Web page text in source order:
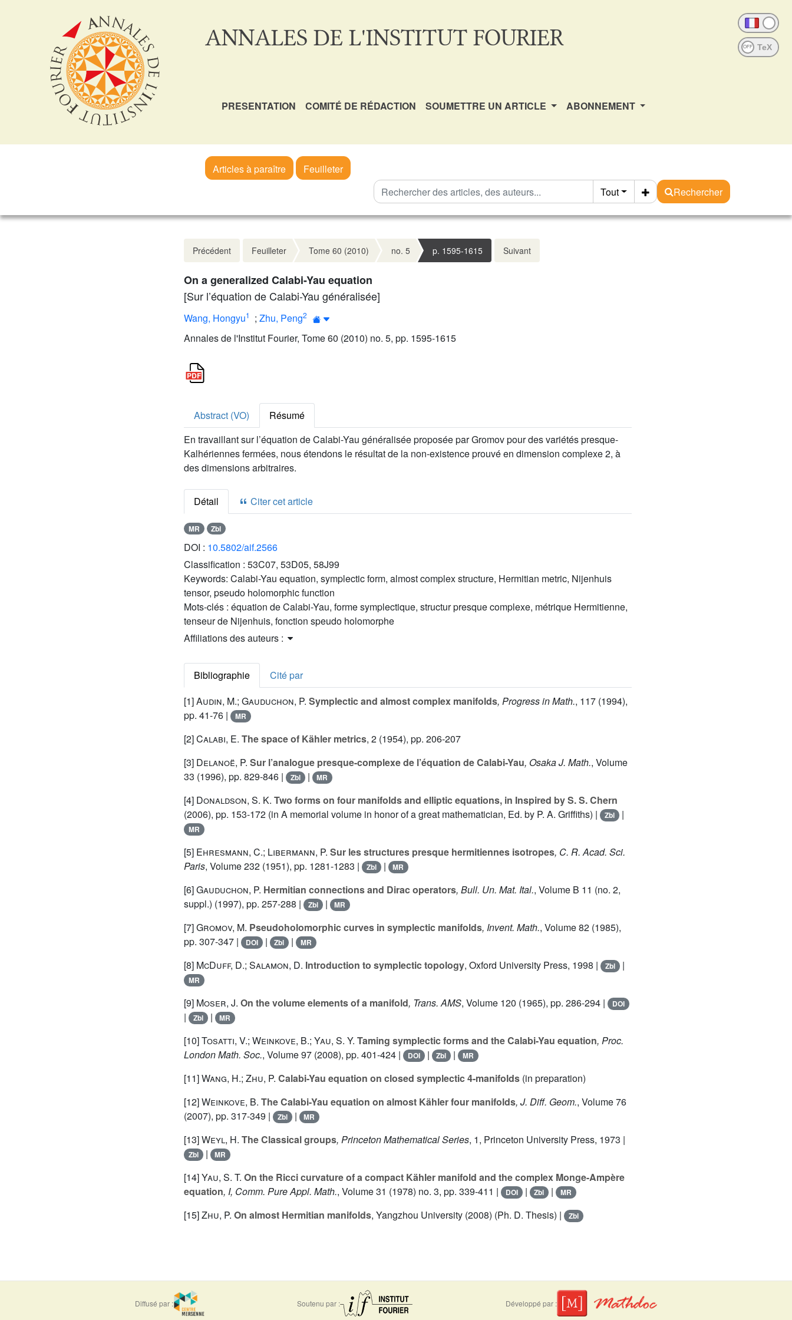
ANNALES DE L'INSTITUT FOURIER OFF
PRESENTATION COMITÉ DE RÉDACTION SOUMETTRE UN ARTICLE ABONNEMENT
Articles à paraître
Feuilleter
Tout
Rechercher
Précédent Feuilleter Tome 60 (2010) no. 5 p. 1595-1615 Suivant
On a generalized Calabi-Yau equation
[Sur l’équation de Calabi-Yau généralisée]
Wang, Hongyu1 ; Zhu, Peng2
Annales de l'Institut Fourier, Tome 60 (2010) no. 5, pp. 1595-1615
Abstract (VO)
Résumé
En travaillant sur l’équation de Calabi-Yau généralisée proposée par Gromov pour des variétés presque-
Kalhériennes fermées, nous étendons le résultat de la non-existence prouvé en dimension complexe 2, à
des dimensions arbitraires.
Détail Citer cet article
MR Zbl
DOI : 10.5802/aif.2566
Classification : 53C07, 53D05, 58J99
Keywords: Calabi-Yau equation, symplectic form, almost complex structure, Hermitian metric, Nijenhuis
tensor, pseudo holomorphic function
Mots-clés : équation de Calabi-Yau, forme symplectique, structur presque complexe, métrique Hermitienne,
tenseur de Nijenhuis, fonction speudo holomorphe
Affiliations des auteurs :
Bibliographie
Cité par
[1]Audin, M.; Gauduchon, P. Symplectic and almost complex manifolds, Progress in Math., 117 (1994),
pp. 41-76 |
MR
[2]Calabi, E. The space of Kähler metrics, 2 (1954), pp. 206-207
[3] Delanoë, P. Sur l’analogue presque-complexe de l’équation de Calabi-Yau, Osaka J. Math., Volume
33 (1996), pp. 829-846 | Zbl | MR
[4] Donaldson, S. K. Two forms on four manifolds and elliptic equations, in Inspired by S. S. Chern
(2006), pp. 153-172 (in A memorial volume in honor of a great mathematician, Ed. by P. A. Griffiths) |
Zbl |
MR
[5] Ehresmann, C.; Libermann, P. Sur les structures presque hermitiennes isotropes, C. R. Acad. Sci.
Paris, Volume 232 (1951), pp. 1281-1283 | Zbl | MR
[6]Gauduchon, P. Hermitian connections and Dirac operators, Bull. Un. Mat. Ital., Volume B 11 (no. 2,
suppl.) (1997), pp. 257-288 | Zbl | MR
[7]Gromov, M. Pseudoholomorphic curves in symplectic manifolds, Invent. Math., Volume 82 (1985),
pp. 307-347 |
DOI | Zbl | MR
[8] McDuff, D.; Salamon, D. Introduction to symplectic topology, Oxford University Press, 1998 | Zbl |
MR
[9] Moser, J. On the volume elements of a manifold, Trans. AMS, Volume 120 (1965), pp. 286-294 | DOI
| Zbl | MR
[10]Tosatti, V.; Weinkove, B.; Yau, S. Y. Taming symplectic forms and the Calabi-Yau equation, Proc.
London Math. Soc., Volume 97 (2008), pp. 401-424 | DOI | Zbl | MR
[11]Wang, H.; Zhu, P. Calabi-Yau equation on closed symplectic 4-manifolds (in preparation)
[12]Weinkove, B. The Calabi-Yau equation on almost Kähler four manifolds, J. Diff. Geom., Volume 76
(2007), pp. 317-349 |
Zbl | MR
[13]Weyl, H. The Classical groups, Princeton Mathematical Series, 1, Princeton University Press, 1973 |
Zbl | MR
[14]Yau, S. T. On the Ricci curvature of a compact Kähler manifold and the complex Monge-Ampère
equation, I, Comm. Pure Appl. Math., Volume 31 (1978) no. 3, pp. 339-411 | DOI | Zbl | MR
[15]Zhu, P. On almost Hermitian manifolds, Yangzhou University (2008) (Ph. D. Thesis) | Zbl
Diffusé par : Soutenu par : Développé par :